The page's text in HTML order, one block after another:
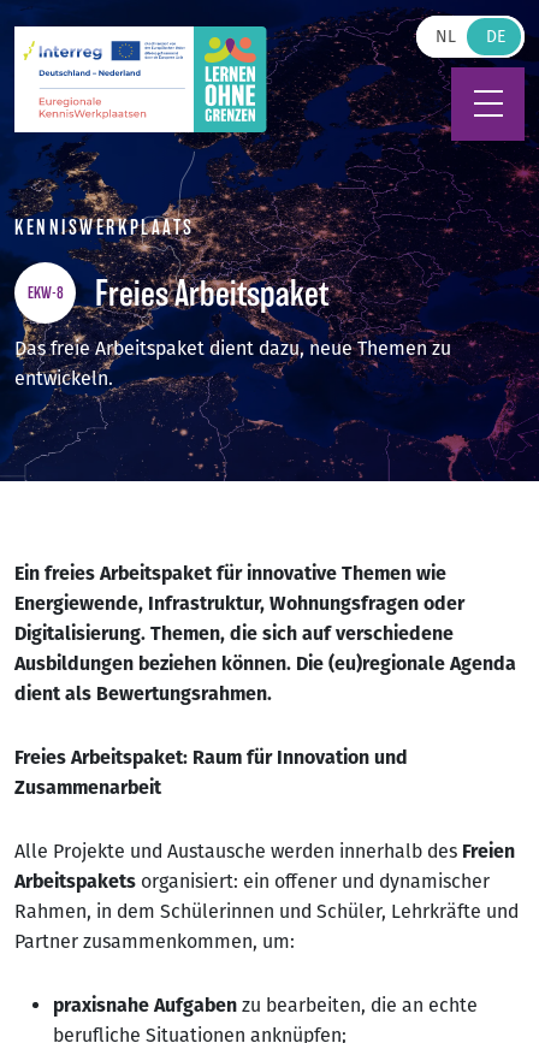
Zum Hauptinhalt springen
NL
KENNISWERKPLAATS
EKW-8 Freies Arbeitspaket
Das freie Arbeitspaket dient dazu, neue Themen zu
entwickeln.
Ein freies Arbeitspaket für innovative Themen wie
Energiewende, Infrastruktur, Wohnungsfragen oder
Digitalisierung. Themen, die sich auf verschiedene
Ausbildungen beziehen können. Die (eu)regionale Agenda
dient als Bewertungsrahmen.
Freies Arbeitspaket: Raum für Innovation und
Zusammenarbeit
Alle Projekte und Austausche werden innerhalb des Freien
Arbeitspakets organisiert: ein offener und dynamischer
Rahmen, in dem Schülerinnen und Schüler, Lehrkräfte und
Partner zusammenkommen, um:
praxisnahe Aufgaben zu bearbeiten, die an echte
berufliche Situationen anknüpfen;